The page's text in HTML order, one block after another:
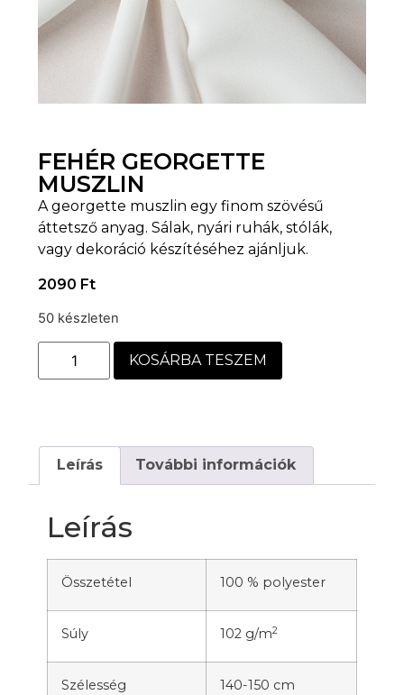
FEHÉR GEORGETTE
MUSZLIN
A georgette muszlin egy finom szövésű
áttetsző anyag. Sálak, nyári ruhák, stólák,
vagy dekoráció készítéséhez ajánljuk.
2090 Ft
50 készleten
KOSÁRBA TESZEM
Leírás További információk
Leírás
Összetétel 100 % polyester
Súly 102 g/m2
Szélesség 140-150 cm